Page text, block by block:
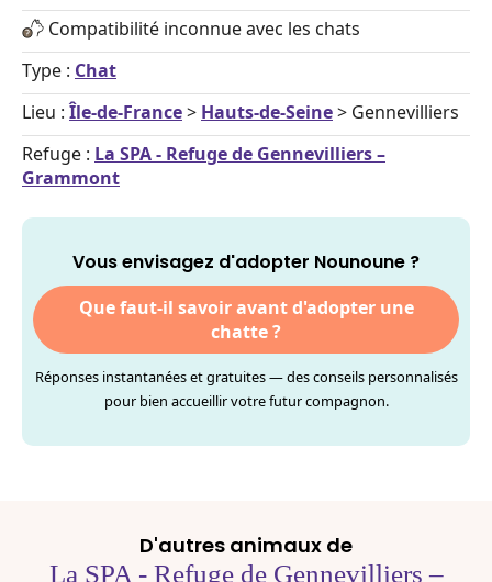
Compatibilité inconnue avec les chats
Type : Chat
Lieu : Île-de-France> Hauts-de-Seine> Gennevilliers
Refuge : La SPA - Refuge de Gennevilliers –
Grammont
Vous envisagez d'adopter Nounoune ?
Que faut-il savoir avant d'adopter une
chatte ?
Réponses instantanées et gratuites — des conseils personnalisés
pour bien accueillir votre futur compagnon.
D'autres animaux de
La SPA - Refuge de Gennevilliers –